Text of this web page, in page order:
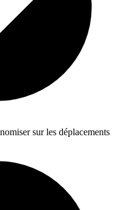
sur les déplacements